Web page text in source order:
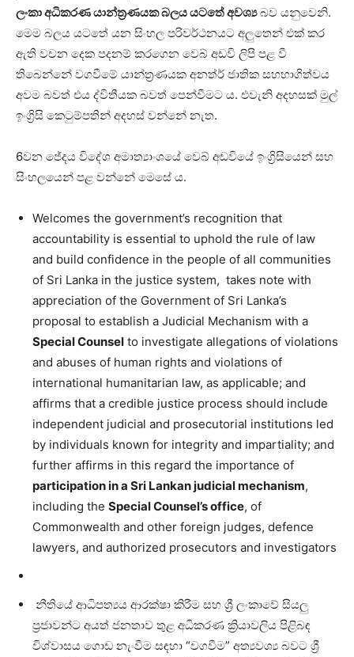
ලංකා අධිකරණ යාන්ත්‍රණයක බලය යටතේ අවශ්‍යබව යනුවෙනි.
මෙම බලය යටතේ යන සිංහල පරිවර්ථනයට අලුතෙන් එක් කර
ඇති වචන දෙක පදනම් කරගෙන වෙබ් අඩවි ලිපි පළ වී
තිබෙන්නේ වගවීමේ යාන්ත්‍රණයක අනත්ර් ජාතික සහභාගිත්වය
අවම බවත් එය ද්විතීයක බවත් පෙන්වීමට ය. එවැනි අදහසක් මුල්
ඉංග්‍රිසි කෙටුම්පතින් අදහස් වන්නේ නැත‍.
6වන ජේදය විදේශ අමාත්‍යාංශයේ වෙබ් අඩවියේ ඉංග්‍රිසියෙන් සහ
සිංහලයෙන් පළ වන්නේ මෙසේ ය.
Welcomes the government’s recognition that
accountability is essential to uphold the rule of law
and build confidence in the people of all communities
of Sri Lanka in the justice system, takes note with
appreciation of the Government of Sri Lanka’s
proposal to establish a Judicial Mechanism with a
Special Counsel to investigate allegations of violations
and abuses of human rights and violations of
international humanitarian law, as applicable; and
affirms that a credible justice process should include
independent judicial and prosecutorial institutions led
by individuals known for integrity and impartiality; and
further affirms in this regard the importance of
participation in a Sri Lankan judicial mechanism,
including the Special Counsel’s office, of
Commonwealth and other foreign judges, defence
lawyers, and authorized prosecutors and investigators
නීතියේ ආධිපත්‍යය ආරක්ෂා කිරීම සහ ශ්‍රී ලංකාවේ සියලු
ප්‍රජාවන්ට අයත් ජනතාව තුළ අධිකරණ ක්‍රියාවලිය පිළිබඳ
විශ්වාසය ගොඩ නැංවීම සඳහා “වගවීම” අත්‍යවශ්‍ය බවට ශ්‍රී